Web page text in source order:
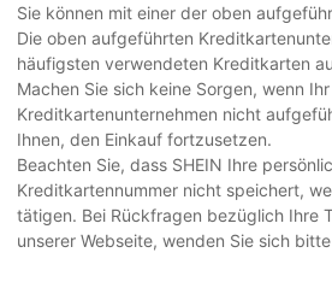
Sie können mit einer der oben
Die oben aufgeführten
häufigsten verwendeten Kreditkarten
Machen Sie sich keine Sorgen, wenn Ihr
Kreditkartenunternehmen nicht
Ihnen, den Einkauf fortzusetzen.
Beachten Sie, dass SHEIN Ihre
Kreditkartennummer nicht speichert,
tätigen. Bei Rückfragen bezüglich Ihre
unserer Webseite, wenden Sie sich